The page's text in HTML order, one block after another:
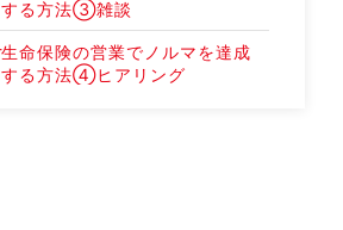
する方法③雑談
生命保険の営業でノルマを達成
する方法④ヒアリング